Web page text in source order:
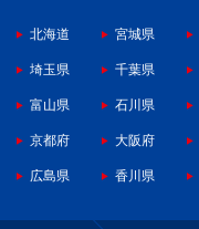
北海道 宮城県
埼玉県 千葉県
富山県 石川県
京都府 大阪府
広島県 香川県